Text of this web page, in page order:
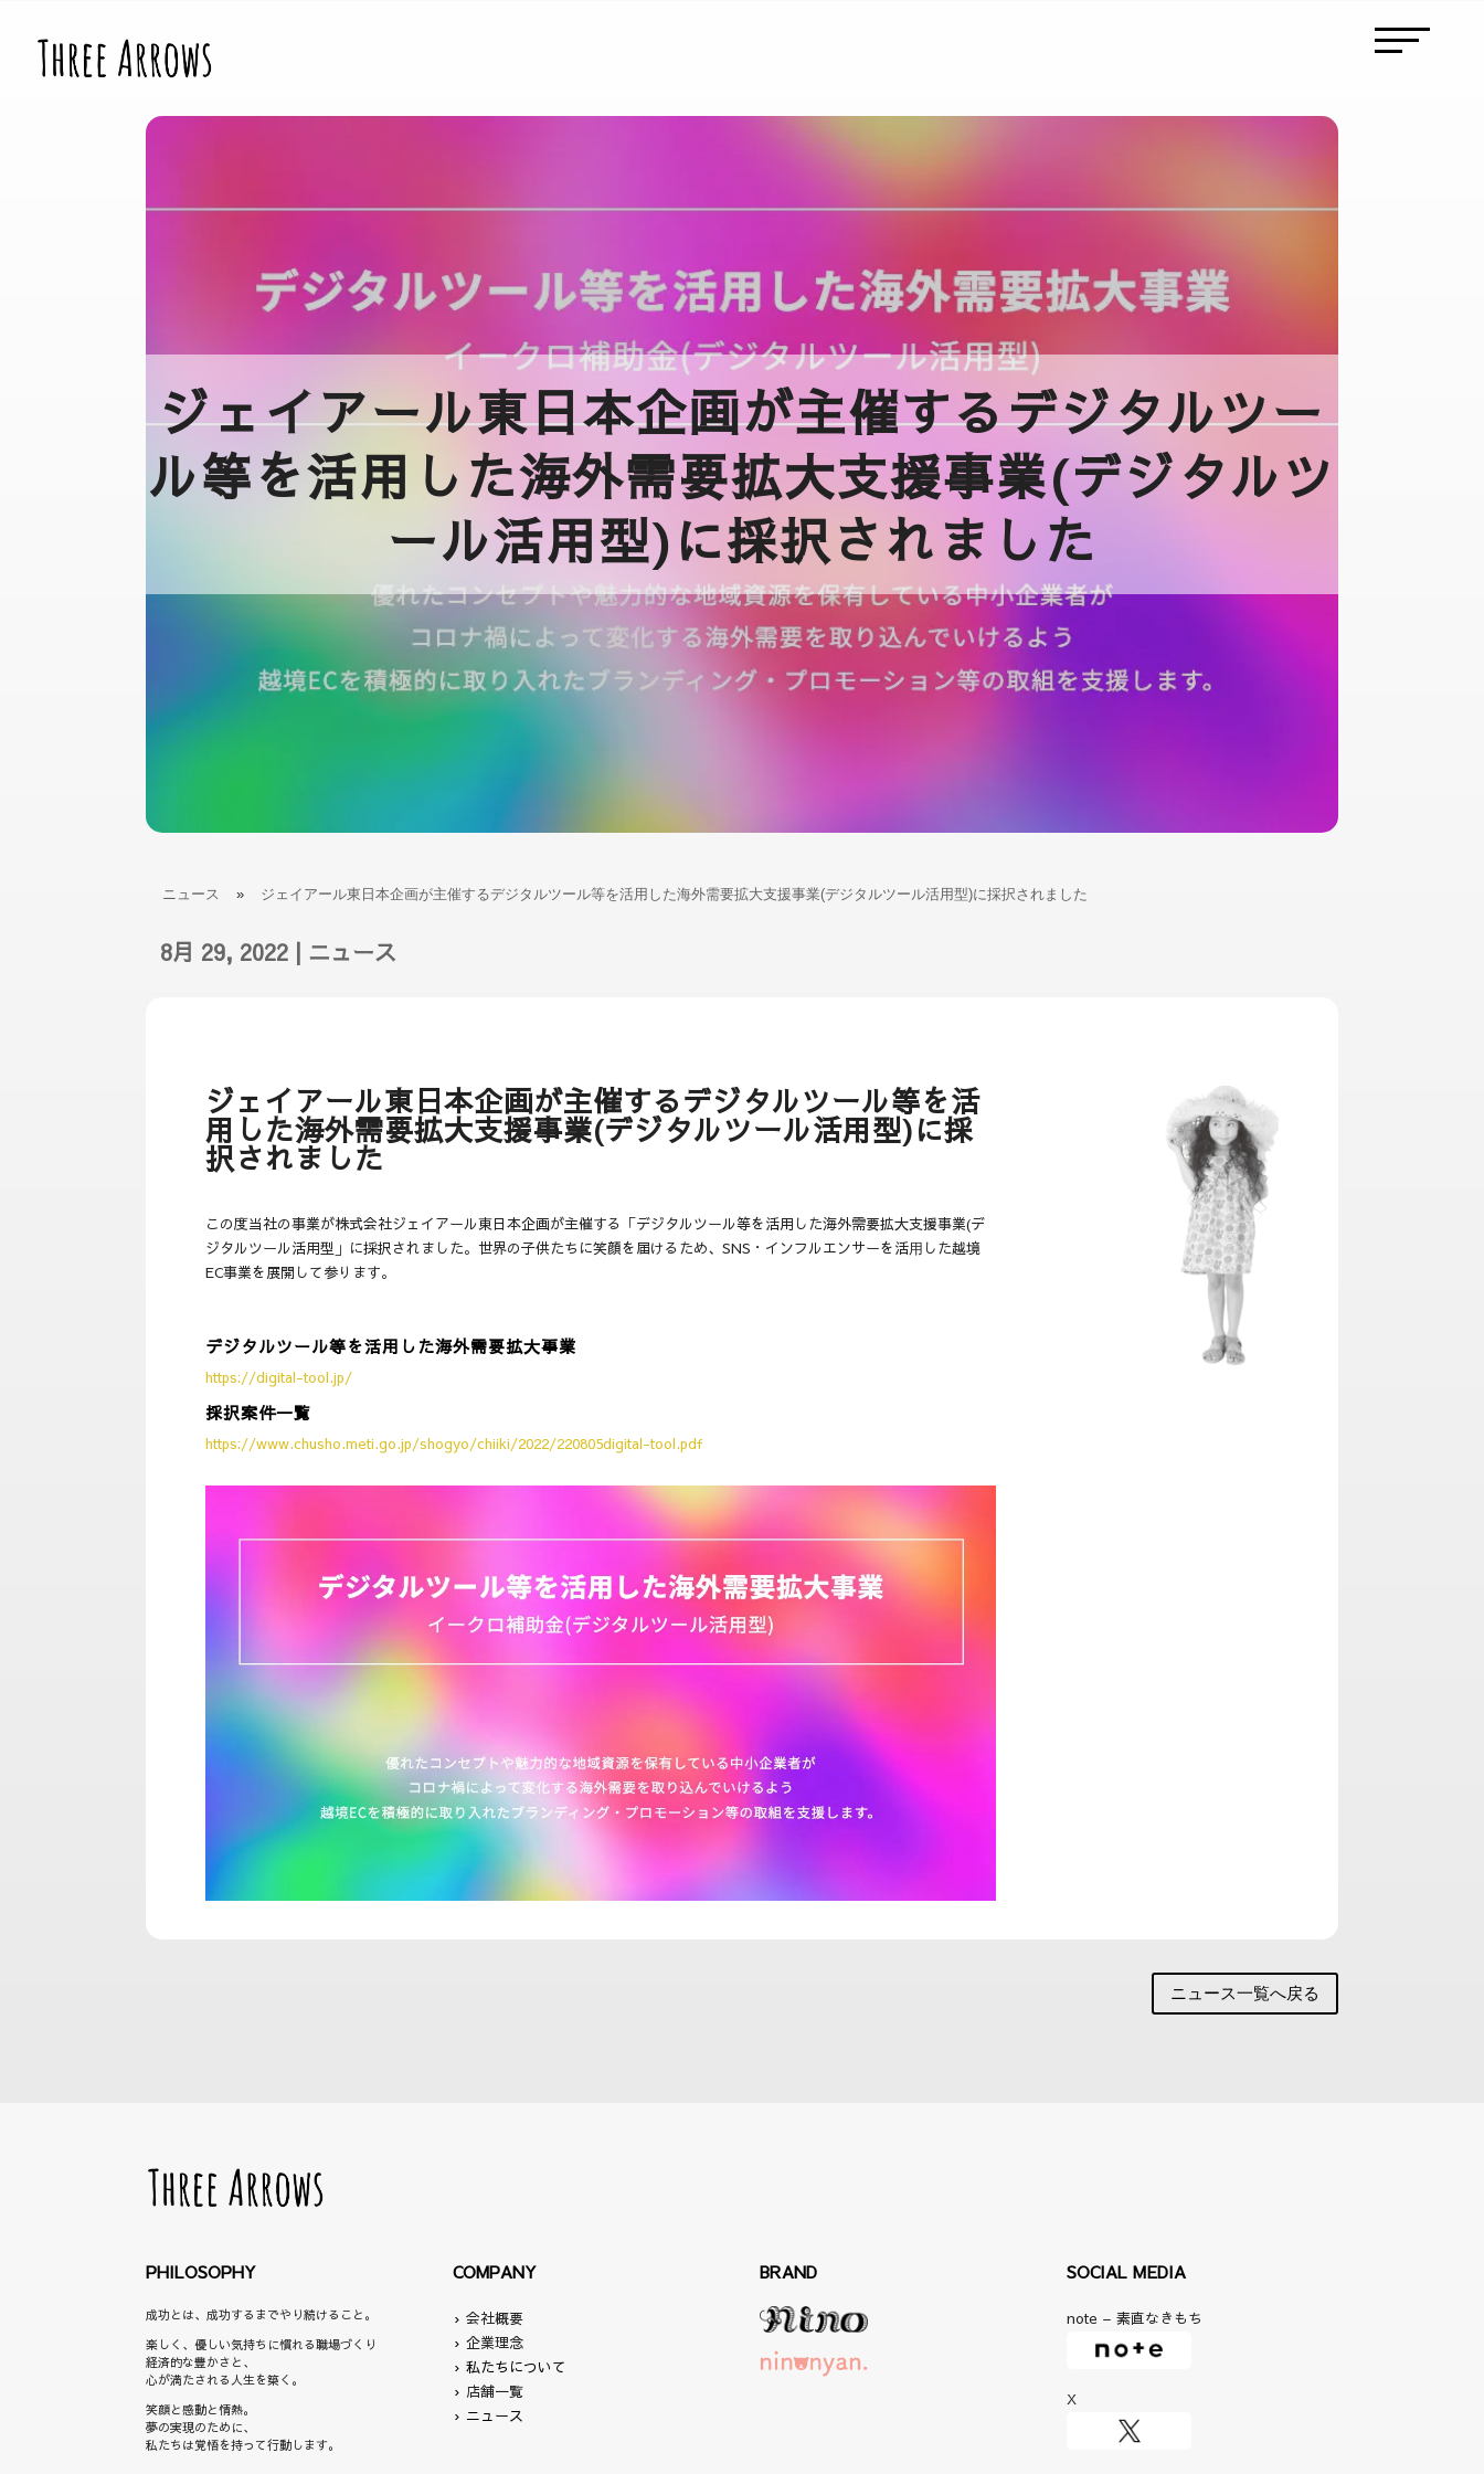
ジェイアール東日本企画が主催するデジタルツー
ル等を活用した海外需要拡大支援事業(デジタルツ
ール活用型)に採択されました
ニュース » ジェイアール東日本企画が主催するデジタルツール等を活用した海外需要拡大支援事業(デジタルツール活用型)に採択されました
8月 29, 2022 | ニュース
ジェイアール東日本企画が主催するデジタルツール等を活
用した海外需要拡大支援事業(デジタルツール活用型)に採
択されました
この度当社の事業が株式会社ジェイアール東日本企画が主催する「デジタルツール等を活用した海外需要拡大支援事業(デ
ジタルツール活用型」に採択されました。世界の子供たちに笑顔を届けるため、SNS・インフルエンサーを活⽤した越境
EC事業を展開して参ります。
デジタルツール等を活用した海外需要拡大事業
https://digital-tool.jp/
採択案件一覧
https://www.chusho.meti.go.jp/shogyo/chiiki/2022/220805digital-tool.pdf
ニュース一覧へ戻る
PHILOSOPHY
成功とは、成功するまでやり続けること。
楽しく、優しい気持ちに慣れる職場づくり
経済的な豊かさと、
心が満たされる人生を築く。
笑顔と感動と情熱。
夢の実現のために、
私たちは覚悟を持って行動します。
COMPANY
›会社概要
›企業理念
›私たちについて
› 店舗一覧
› ニュース
BRAND SOCIAL MEDIA
note – 素直なきもち
X